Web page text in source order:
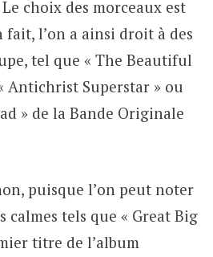
choix des morceaux est
l’on a ainsi droit à des
tel que « The Beautiful
Antichrist Superstar » ou
» de la Bande Originale
puisque l’on peut noter
calmes tels que « Great Big
titre de l’album